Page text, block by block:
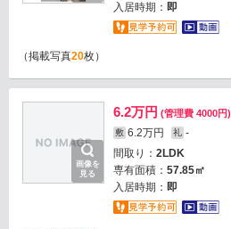
入居時期： 即
（掲載写真20枚）
画像を
見る
6.2万円 (管理費 4000円)
敷 6.2万円 礼 -
間取り： 2LDK
専有面積： 57.85㎡
入居時期： 即